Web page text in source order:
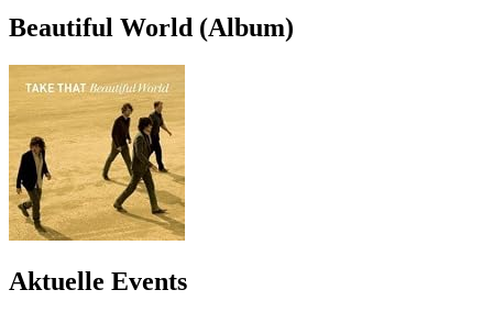
Beautiful World (Album)
Aktuelle Events